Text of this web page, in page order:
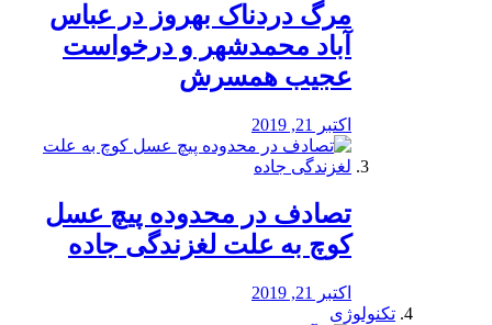
مرگ دردناک بهروز در عباس
آباد محمدشهر و درخواست
عجیب همسرش
اکتبر 21, 2019
تصادف در محدوده پیچ عسل
کوچ به علت لغزندگی جاده
اکتبر 21, 2019
تکنولوژی